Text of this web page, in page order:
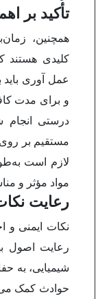
تأکید بر
همچنین،
کلیدی هستند
عمل آوری باید
و برای مدت
درستی انجام
مستقیم بر
لازم است
مواد مؤثر و
رعایت
نکات ایمنی و
رعایت اصول
شیمیایی، به
حوادث کمک